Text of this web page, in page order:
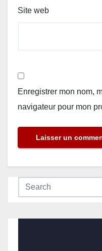
Site web
Enregistrer mon nom,
navigateur pour mon